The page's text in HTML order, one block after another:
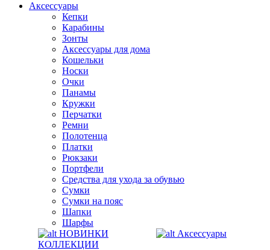
Аксессуары
Кепки
Карабины
Зонты
Аксессуары для дома
Кошельки
Носки
Очки
Панамы
Кружки
Перчатки
Ремни
Полотенца
Платки
Рюкзаки
Портфели
Средства для ухода за обувью
Сумки
Сумки на пояс
Шапки
Шарфы
НОВИНКИ
КОЛЛЕКЦИИ
Аксессуары